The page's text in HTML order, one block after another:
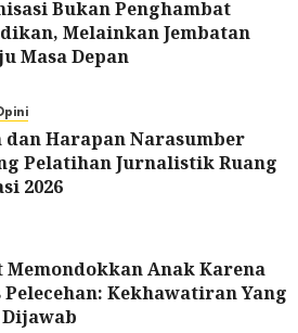
Bukan Penghambat
Melainkan Jembatan
Masa Depan
dan Harapan Narasumber
Pelatihan Jurnalistik Ruang
2026
Memondokkan Anak Karena
Pelecehan: Kekhawatiran Yang